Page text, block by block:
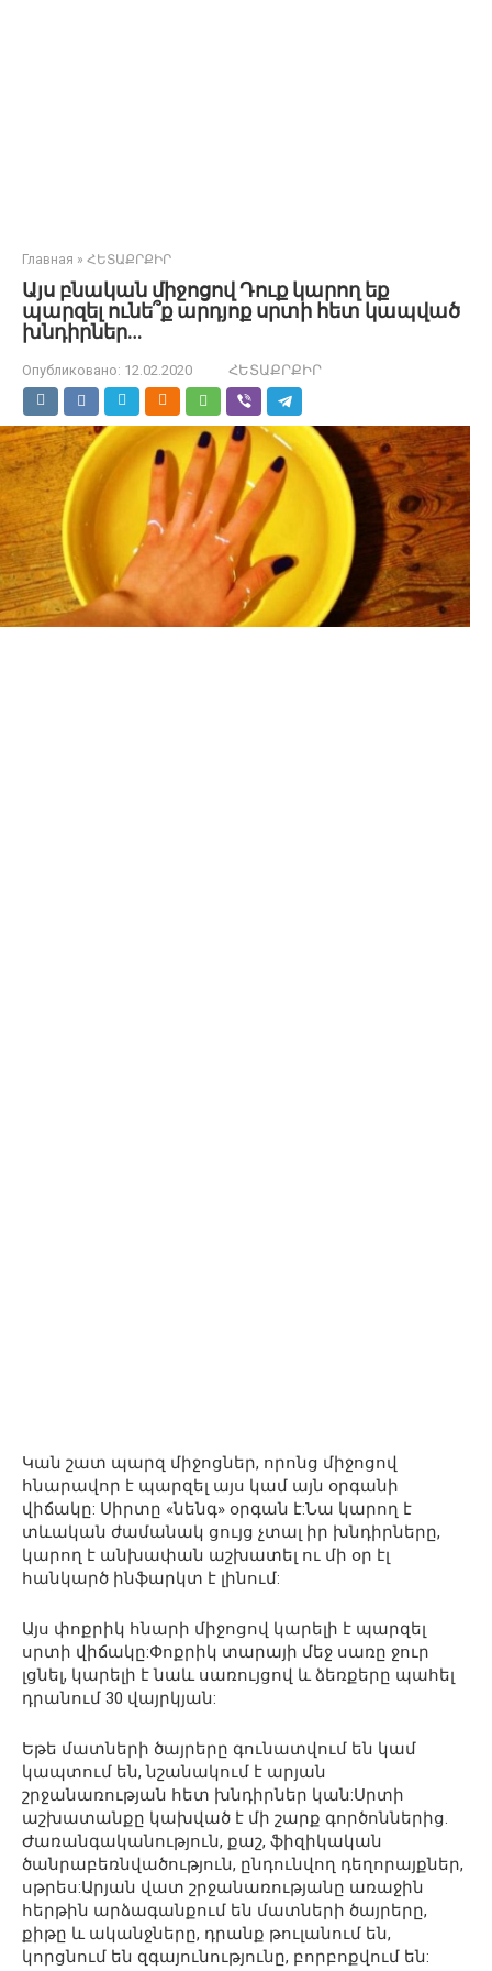
Главная » ՀԵՏԱՔՐՔԻՐ
Այս բնական միջոցով Դուք կարող եք
պարզել ունե՞ք արդյոք սրտի հետ կապված
խնդիրներ…
Опубликовано: 12.02.2020 ՀԵՏԱՔՐՔԻՐ
Կան շատ պարզ միջոցներ, որոնց միջոցով
հնարավոր է պարզել այս կամ այն օրգանի
վիճակը: Սիրտը «նենգ» օրգան է:Նա կարող է
տևական ժամանակ ցույց չտալ իր խնդիրները,
կարող է անխափան աշխատել ու մի օր էլ
հանկարծ ինֆարկտ է լինում:
Այս փոքրիկ հնարի միջոցով կարելի է պարզել
սրտի վիճակը:Փոքրիկ տարայի մեջ սառը ջուր
լցնել, կարելի է նաև սառույցով և ձեռքերը պահել
դրանում 30 վայրկյան:
Եթե մատների ծայրերը գունատվում են կամ
կապտում են, նշանակում է արյան
շրջանառության հետ խնդիրներ կան:Սրտի
աշխատանքը կախված է մի շարք գործոններից.
Ժառանգականություն, քաշ, ֆիզիկական
ծանրաբեռնվածություն, ընդունվող դեղորայքներ,
սթրես:Արյան վատ շրջանառությանը առաջին
հերթին արձագանքում են մատների ծայրերը,
քիթը և ականջները, դրանք թուլանում են,
կորցնում են զգայունությունը, բորբոքվում են: